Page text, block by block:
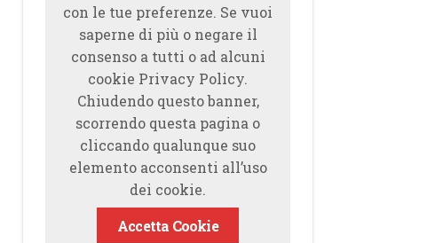
con le tue preferenze. Se vuoi
saperne di più o negare il
consenso a tutti o ad alcuni
cookie Privacy Policy.
Chiudendo questo banner,
scorrendo questa pagina o
cliccando qualunque suo
elemento acconsenti all’uso
dei cookie.
Accetta Cookie